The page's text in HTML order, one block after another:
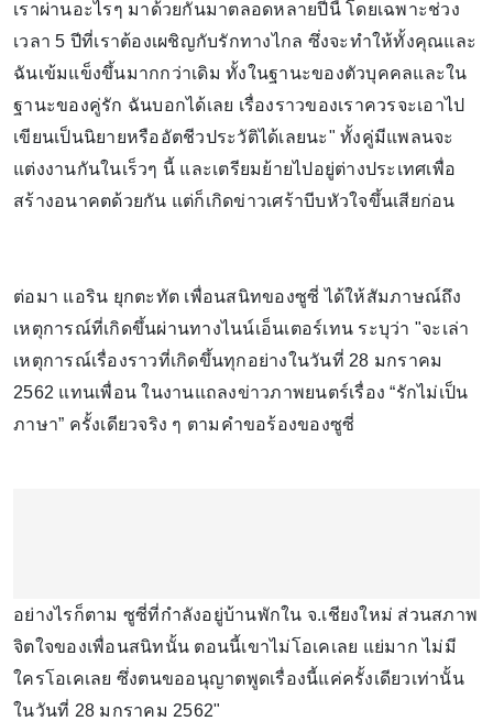
เราผ่านอะไรๆ มาด้วยกันมาตลอดหลายปีนี้ โดยเฉพาะช่วง
เวลา 5 ปีที่เราต้องเผชิญกับรักทางไกล ซึ่งจะทำให้ทั้งคุณและ
ฉันเข้มแข็งขึ้นมากกว่าเดิม ทั้งในฐานะของตัวบุคคลและใน
ฐานะของคู่รัก ฉันบอกได้เลย เรื่องราวของเราควรจะเอาไป
เขียนเป็นนิยายหรืออัตชีวประวัติได้เลยนะ" ทั้งคู่มีแพลนจะ
แต่งงานกันในเร็วๆ นี้ และเตรียมย้ายไปอยู่ต่างประเทศเพื่อ
สร้างอนาคตด้วยกัน แต่ก็เกิดข่าวเศร้าบีบหัวใจขึ้นเสียก่อน
ต่อมา แอริน ยุกตะทัต เพื่อนสนิทของซูซี่ ได้ให้สัมภาษณ์ถึง
เหตุการณ์ที่เกิดขึ้นผ่านทางไนน์เอ็นเตอร์เทน ระบุว่า "จะเล่า
เหตุการณ์เรื่องราวที่เกิดขึ้นทุกอย่างในวันที่ 28 มกราคม
2562 แทนเพื่อน ในงานแถลงข่าวภาพยนตร์เรื่อง “รักไม่เป็น
ภาษา” ครั้งเดียวจริง ๆ ตามคำขอร้องของซูซี่
อย่างไรก็ตาม ซูซี่ที่กำลังอยู่บ้านพักใน จ.เชียงใหม่ ส่วนสภาพ
จิตใจของเพื่อนสนิทนั้น ตอนนี้เขาไม่โอเคเลย แย่มาก ไม่มี
ใครโอเคเลย ซึ่งตนขออนุญาตพูดเรื่องนี้แค่ครั้งเดียวเท่านั้น
ในวันที่ 28 มกราคม 2562"